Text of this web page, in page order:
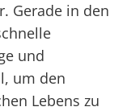
Gerade in den
und
um den
Lebens zu